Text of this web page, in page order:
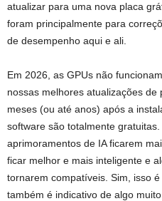
atualizar para uma nova placa
foram principalmente para
de desempenho aqui e ali.
Em 2026, as GPUs não
nossas melhores atualizações
meses (ou até anos) após a
software são totalmente
aprimoramentos de IA ficarem
ficar melhor e mais inteligente e
tornarem compatíveis. Sim, isso
também é indicativo de algo